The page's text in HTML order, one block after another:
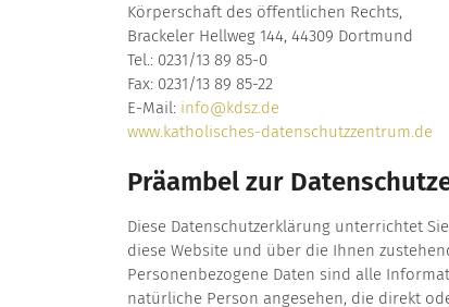
Körperschaft des öffentlichen Rechts,
Brackeler Hellweg 144, 44309 Dortmund
Tel.: 0231/13 89 85-0
Fax: 0231/13 89 85-22
E-Mail: info@kdsz.de
www.katholisches-datenschutzzentrum.de
Präambel zur
Diese Datenschutzerklärung unterrichtet
diese Website und über die Ihnen
Personenbezogene Daten sind alle
natürliche Person angesehen, die direkt